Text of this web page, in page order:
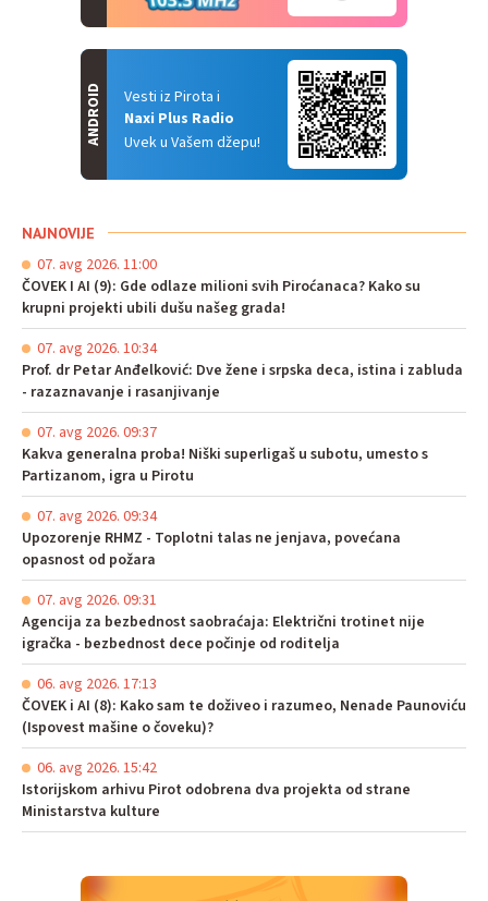
Vesti iz Pirota i
Naxi Plus Radio
Uvek u Vašem džepu!
ANDROID
NAJNOVIJE
07. avg 2026. 11:00
ČOVEK I AI (9): Gde odlaze milioni svih Piroćanaca? Kako su
krupni projekti ubili dušu našeg grada!
07. avg 2026. 10:34
Prof. dr Petar Anđelković: Dve žene i srpska deca, istina i zabluda
- razaznavanje i rasanjivanje
07. avg 2026. 09:37
Kakva generalna proba! Niški superligaš u subotu, umesto s
Partizanom, igra u Pirotu
07. avg 2026. 09:34
Upozorenje RHMZ - Toplotni talas ne jenjava, povećana
opasnost od požara
07. avg 2026. 09:31
Agencija za bezbednost saobraćaja: Električni trotinet nije
igračka - bezbednost dece počinje od roditelja
06. avg 2026. 17:13
ČOVEK i AI (8): Kako sam te doživeo i razumeo, Nenade Paunoviću
(Ispovest mašine o čoveku)?
06. avg 2026. 15:42
Istorijskom arhivu Pirot odobrena dva projekta od strane
Ministarstva kulture